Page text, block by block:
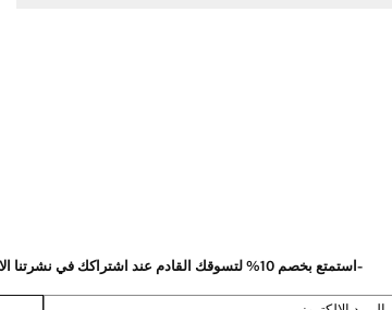
-استمتع بخصم 10% لتسوقك القادم عند اشتراكك في نشرتنا الاخبارية